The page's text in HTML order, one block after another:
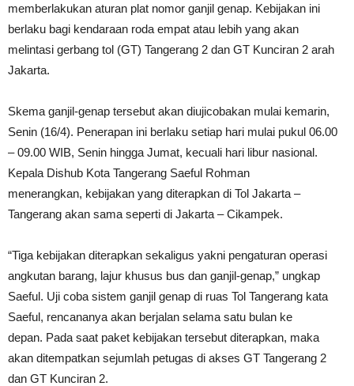
memberlakukan aturan plat nomor ganjil genap. Kebijakan ini
berlaku bagi kendaraan roda empat atau lebih yang akan
melintasi gerbang tol (GT) Tangerang 2 dan GT Kunciran 2 arah
Jakarta.
Skema ganjil-genap tersebut akan diujicobakan mulai kemarin,
Senin (16/4). Penerapan ini berlaku setiap hari mulai pukul 06.00
– 09.00 WIB, Senin hingga Jumat, kecuali hari libur nasional.
Kepala Dishub Kota Tangerang Saeful Rohman
menerangkan, kebijakan yang diterapkan di Tol Jakarta –
Tangerang akan sama seperti di Jakarta – Cikampek.
“Tiga kebijakan diterapkan sekaligus yakni pengaturan operasi
angkutan barang, lajur khusus bus dan ganjil-genap,” ungkap
Saeful. Uji coba sistem ganjil genap di ruas Tol Tangerang kata
Saeful, rencananya akan berjalan selama satu bulan ke
depan. Pada saat paket kebijakan tersebut diterapkan, maka
akan ditempatkan sejumlah petugas di akses GT Tangerang 2
dan GT Kunciran 2.